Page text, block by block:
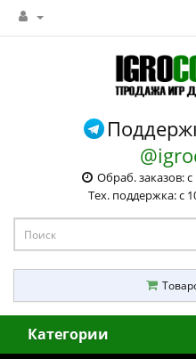
Обраб. заказов: с
Тех. поддержка: с
Категории